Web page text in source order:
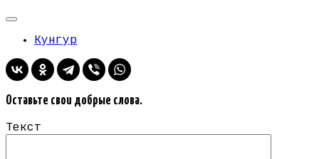
Кунгур
Оставьте свои добрые слова.
Текст